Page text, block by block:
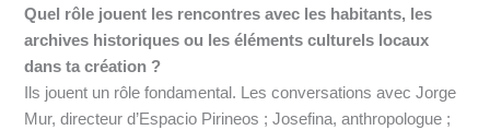
Quel rôle jouent les rencontres avec les habitants, les
archives historiques ou les éléments culturels locaux
dans ta création ?
Ils jouent un rôle fondamental. Les conversations avec Jorge
Mur, directeur d’Espacio Pirineos ; Josefina, anthropologue ;